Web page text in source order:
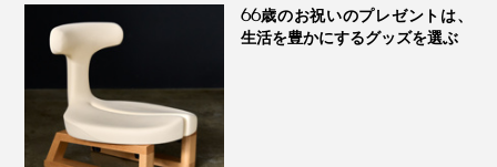
して、設計しました」（内田さん）66歳のお祝いのプレゼントは、
生活を豊かにするグッズを選ぶ